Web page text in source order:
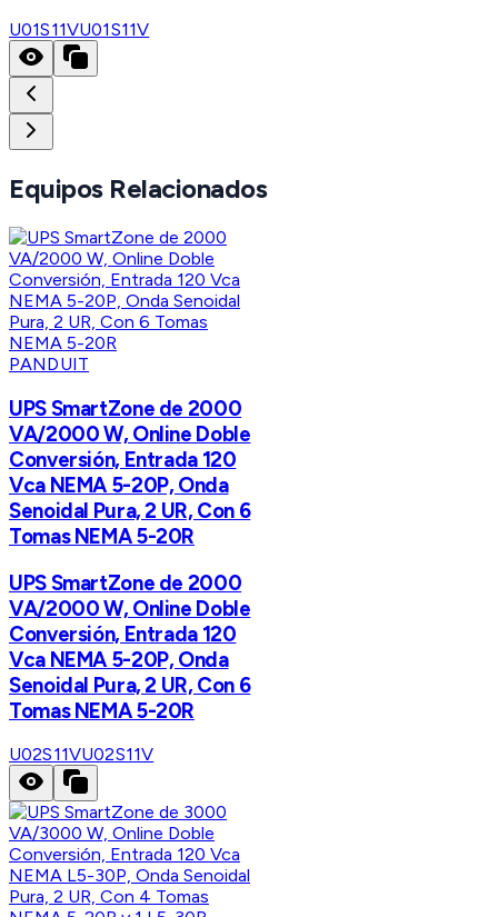
U01S11VU01S11V
Equipos Relacionados
PANDUIT
UPS SmartZone de 2000
VA/2000 W, Online Doble
Conversión, Entrada 120
Vca NEMA 5-20P, Onda
Senoidal Pura, 2 UR, Con 6
Tomas NEMA 5-20R
UPS SmartZone de 2000
VA/2000 W, Online Doble
Conversión, Entrada 120
Vca NEMA 5-20P, Onda
Senoidal Pura, 2 UR, Con 6
Tomas NEMA 5-20R
U02S11VU02S11V